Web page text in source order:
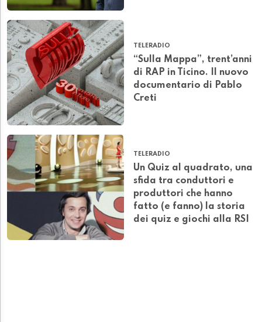
TELERADIO
“Sulla Mappa”, trent’anni
di RAP in Ticino. Il nuovo
documentario di Pablo
Creti
TELERADIO
Un Quiz al quadrato, una
sfida tra conduttori e
produttori che hanno
fatto (e fanno) la storia
dei quiz e giochi alla RSI